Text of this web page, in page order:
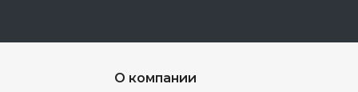
О компании